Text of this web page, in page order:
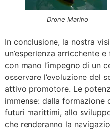
Drone Marino
In conclusione, la nostra
un’esperienza arricchente
con mano l’impegno di un
osservare l’evoluzione del
attivo promotore. Le
immense: dalla
futuri marittimi, allo
che renderanno la